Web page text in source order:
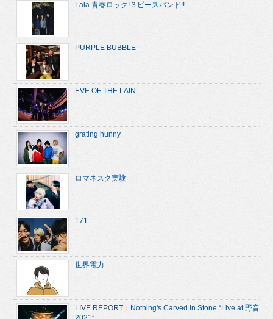
Lala 青春ロック!３ピースバンド!!
PURPLE BUBBLE
EVE OF THE LAIN
grating hunny
ロマネスク実験
171
世界電力
LIVE REPORT：Nothing's Carved In Stone “Live at 野音